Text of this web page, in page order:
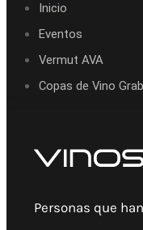
Inicio
Eventos
Vermut AVA
Copas de Vino
Personas que